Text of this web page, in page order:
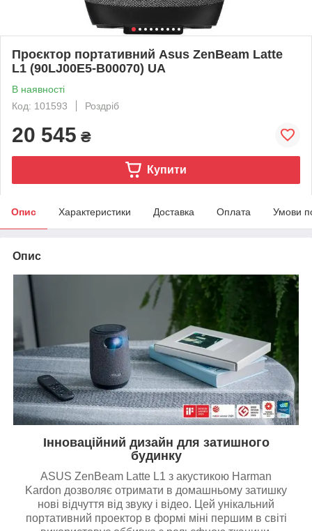
Проєктор портативний Asus ZenBeam Latte
L1 (90LJ00E5-B00070) UA
В наявності
Код: 101593
Роздріб
20 545 ₴
Купити
Опис Характеристики Доставка Оплата Умови
Опис
Інноваційний дизайн для затишного
будинку
ASUS ZenBeam Latte L1 з акустикою Harman
Kardon дозволяє отримати в домашньому затишку
нові відчуття від звуку і відео. Цей унікальний
портативний проектор в формі міні першим в світі